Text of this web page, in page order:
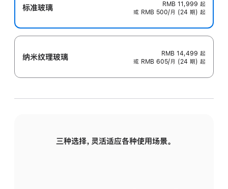
标准玻璃 RMB 11,999 起
或 RMB 500/月 (24 期) 起
纳米纹理玻璃 RMB 14,499 起
或 RMB 605/月 (24 期) 起
三种选择，灵活适应各种使用场景。